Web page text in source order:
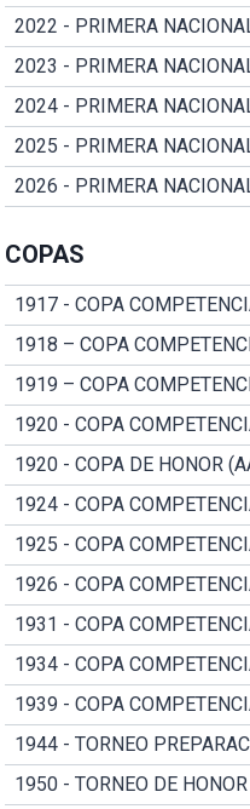
2022 - PRIMERA
2023 - PRIMERA
2024 - PRIMERA
2025 - PRIMERA
2026 - PRIMERA
COPAS
1917 - COPA
1918 – COPA
1919 – COPA
1920 - COPA
1920 - COPA DE HONOR
1924 - COPA
1925 - COPA
1926 - COPA
1931 - COPA
1934 - COPA
1939 - COPA
1944 - TORNEO
1950 - TORNEO DE